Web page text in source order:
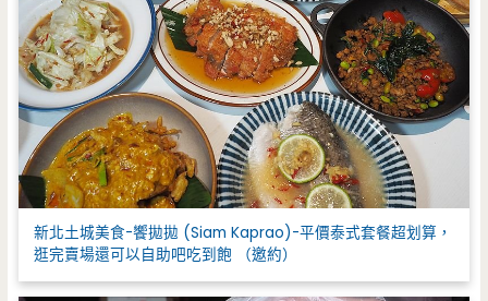
新北土城美食-饗拋拋 (Siam Kaprao)-平價泰式套餐超划算，
逛完賣場還可以自助吧吃到飽 （邀約）